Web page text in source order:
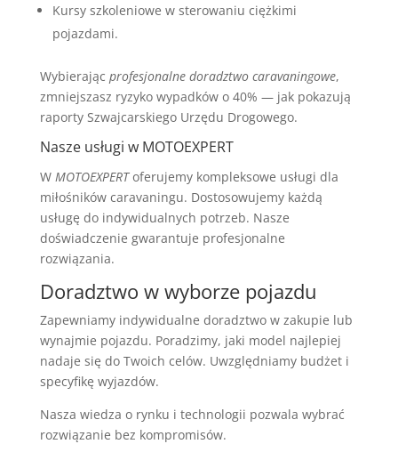
Kursy szkoleniowe w sterowaniu ciężkimi
pojazdami.
Wybierając profesjonalne doradztwo caravaningowe,
zmniejszasz ryzyko wypadków o 40% — jak pokazują
raporty Szwajcarskiego Urzędu Drogowego.
Nasze usługi w MOTOEXPERT
W MOTOEXPERToferujemy kompleksowe usługi dla
miłośników caravaningu. Dostosowujemy każdą
usługę do indywidualnych potrzeb. Nasze
doświadczenie gwarantuje profesjonalne
rozwiązania.
Doradztwo w wyborze pojazdu
Zapewniamy indywidualne doradztwo w zakupie lub
wynajmie pojazdu. Poradzimy, jaki model najlepiej
nadaje się do Twoich celów. Uwzględniamy budżet i
specyfikę wyjazdów.
Nasza wiedza o rynku i technologii pozwala wybrać
rozwiązanie bez kompromisów.